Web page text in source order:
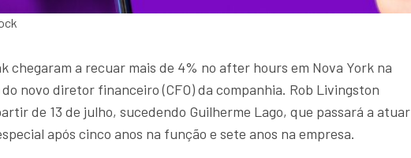
chegaram a recuar mais de 4% no after hours em Nova York na
novo diretor financeiro (CFO) da companhia. Rob Livingston
de 13 de julho, sucedendo Guilherme Lago, que passará a atuar
após cinco anos na função e sete anos na empresa.